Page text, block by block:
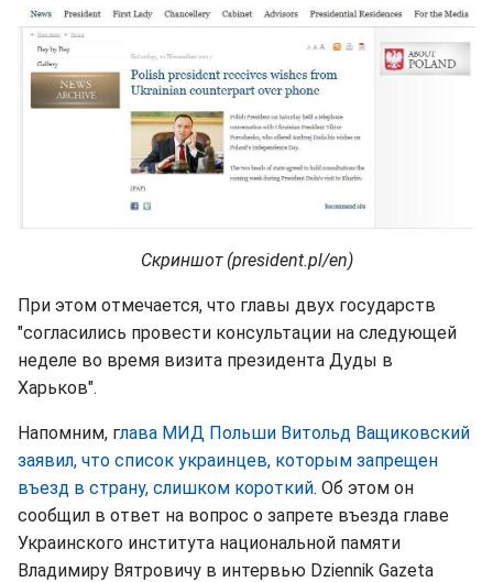
Скриншот (president.pl/en)
При этом отмечается, что главы двух государств
"согласились провести консультации на следующей
неделе во время визита президента Дуды в
Харьков".
Напомним, глава МИД Польши Витольд Ващиковский
заявил, что список украинцев, которым запрещен
въезд в страну, слишком короткий. Об этом он
сообщил в ответ на вопрос о запрете въезда главе
Украинского института национальной памяти
Владимиру Вятровичу в интервью Dziennik Gazeta